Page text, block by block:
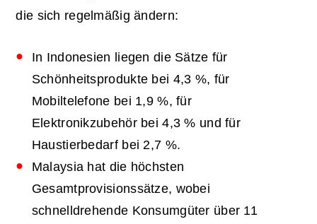
die sich regelmäßig ändern:
In Indonesien liegen die Sätze für
Schönheitsprodukte bei 4,3 %, für
Mobiltelefone bei 1,9 %, für
Elektronikzubehör bei 4,3 % und für
Haustierbedarf bei 2,7 %.
Malaysia hat die höchsten
Gesamtprovisionssätze, wobei
schnelldrehende Konsumgüter über 11